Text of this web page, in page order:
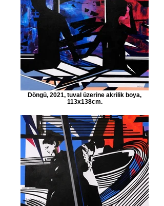
Döngü, 2021, tuval üzerine akrilik boya,
113x138cm.